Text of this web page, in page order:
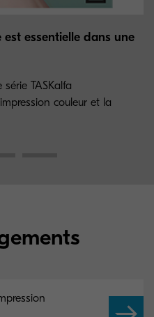
essentielle dans une
TASKalfa
couleur et la